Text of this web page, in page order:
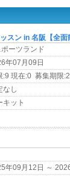
スン in 名阪【全面
ポーツランド
年07月09日
:9 現在:0 募集期限
なし
キット
年09月12日 ～